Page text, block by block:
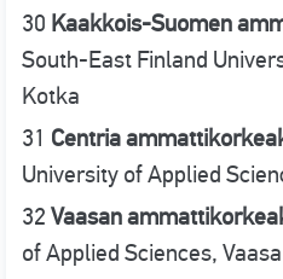
30 Kaakkois-Suomen
South-East Finland
Kotka
31 Centria
University of Applied
32 Vaasan
of Applied Sciences, Vaasa